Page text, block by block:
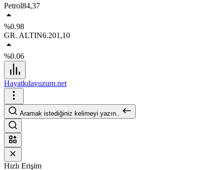
Petrol84,37
%0.98
GR. ALTIN6.201,10
%0.06
Hayatkılavuzum.net
Aramak istediğiniz kelimeyi yazın..
Hızlı Erişim